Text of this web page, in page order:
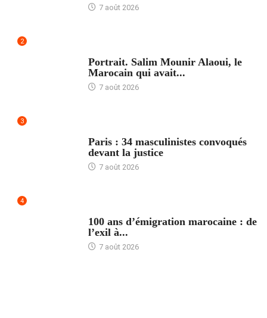
7 août 2026
2
Portrait. Salim Mounir Alaoui, le
Marocain qui avait...
7 août 2026
3
Paris : 34 masculinistes convoqués
devant la justice
7 août 2026
4
100 ans d’émigration marocaine : de
l’exil à...
7 août 2026